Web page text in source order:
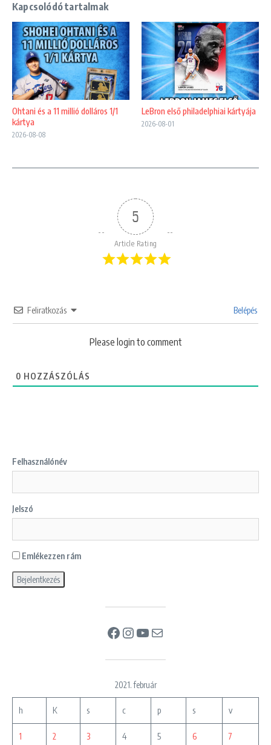
Kapcsolódó tartalmak
Ohtani és a 11 millió dolláros 1/1
kártya
2026-08-08
LeBron első philadelphiai kártyája
2026-08-01
5
Article Rating
Feliratkozás Belépés
Please login to comment
0 HOZZÁSZÓLÁS
Felhasználónév
Jelszó
Emlékezzen rám
Facebook
Instagram
YouTube
Mail
2021. február
h K s c p s v
1 2 3 4 5 6 7